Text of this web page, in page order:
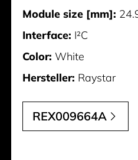
Module size [mm]:
Interface: I²C
Color: White
Hersteller: Raystar
REX009664A